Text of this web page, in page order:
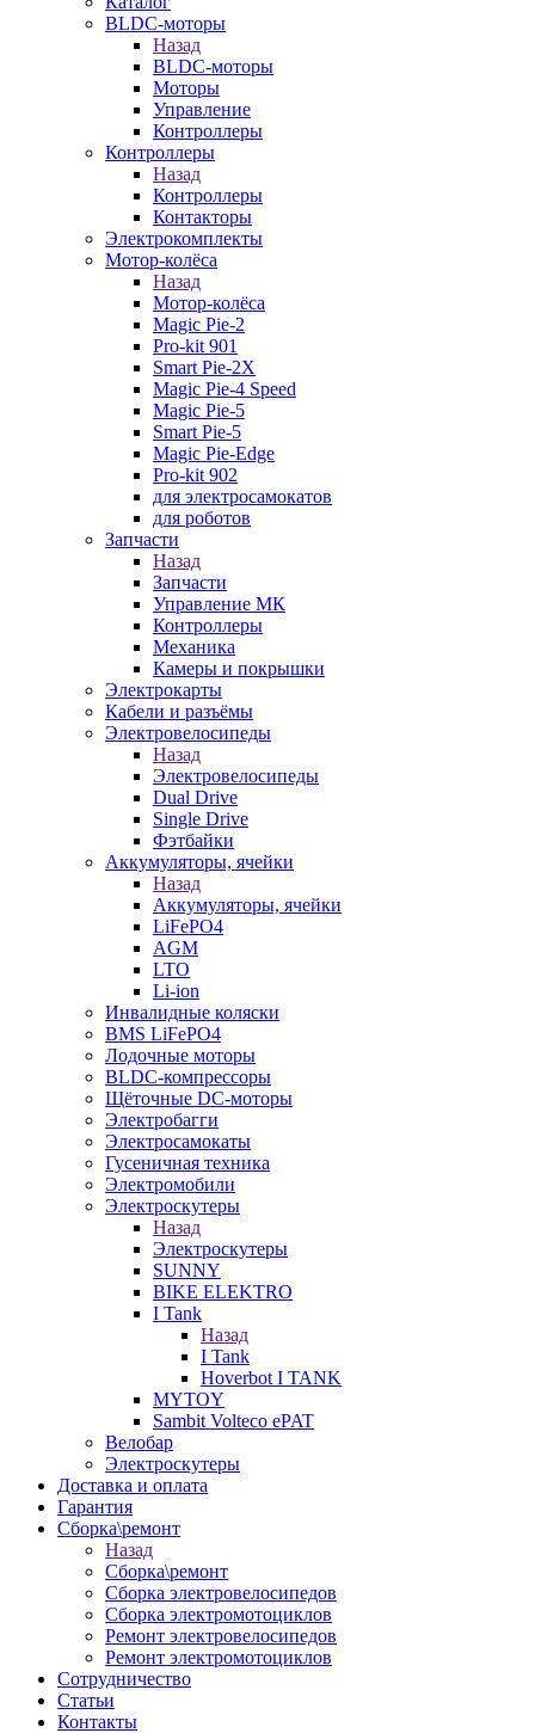
BLDC-моторы
Назад
BLDC-моторы
Моторы
Управление
Контроллеры
Контроллеры
Назад
Контроллеры
Контакторы
Электрокомплекты
Мотор-колёса
Назад
Мотор-колёса
Magic Pie-2
Pro-kit 901
Smart Pie-2X
Magic Pie-4 Speed
Magic Pie-5
Smart Pie-5
Magic Pie-Edge
Pro-kit 902
для электросамокатов
для роботов
Запчасти
Назад
Запчасти
Управление МК
Контроллеры
Механика
Камеры и покрышки
Электрокарты
Кабели и разъёмы
Электровелосипеды
Назад
Электровелосипеды
Dual Drive
Single Drive
Фэтбайки
Аккумуляторы, ячейки
Назад
Аккумуляторы, ячейки
LiFePO4
AGM
LTO
Li-ion
Инвалидные коляски
BMS LiFePO4
Лодочные моторы
BLDC-компрессоры
Щёточные DC-моторы
Электробагги
Электросамокаты
Гусеничная техника
Электромобили
Электроскутеры
Назад
Электроскутеры
SUNNY
BIKE ELEKTRO
I Tank
Назад
I Tank
Hoverbot I TANK
MYTOY
Sambit Volteco ePAT
Велобар
Электроскутеры
Доставка и оплата
Гарантия
Сборка\ремонт
Назад
Сборка\ремонт
Сборка электровелосипедов
Сборка электромотоциклов
Ремонт электровелосипедов
Ремонт электромотоциклов
Сотрудничество
Статьи
Контакты